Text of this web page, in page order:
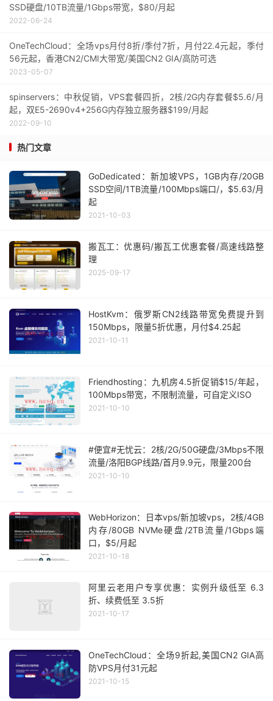
SSD硬盘/10TB流量/1Gbps带宽，$80/月起
2022-06-24
OneTechCloud：全场vps月付8折/季付7折，月付22.4元起，季付
56元起，香港CN2/CMI大带宽/美国CN2 GIA/高防可选
2023-05-07
spinservers：中秋促销，VPS套餐四折，2核/2G内存套餐$5.6/月
起，双E5-2690v4+256G内存独立服务器$199/月起
2022-09-10
热门文章
GoDedicated：新加坡VPS，1GB内存/20GB
SSD空间/1TB流量/100Mbps端口/，$5.63/月
起
2021-10-03
搬瓦工：优惠码/搬瓦工优惠套餐/高速线路整
理
2025-09-17
HostKvm：俄罗斯CN2线路带宽免费提升到
150Mbps，限量5折优惠，月付$4.25起
2021-10-11
Friendhosting：九机房4.5折促销$15/年起，
100Mbps带宽，不限制流量，可自定义ISO
2021-10-10
#便宜#无忧云：2核/2G/50G硬盘/3Mbps不限
流量/洛阳BGP线路/首月9.9元，限量200台
2021-10-10
WebHorizon：日本vps/新加坡vps，2核/4GB
内存/80GB NVMe硬盘/2TB流量/1Gbps端
口，$5/月起
2021-10-18
阿里云老用户专享优惠：实例升级低至 6.3
折、续费低至 3.5折
2021-10-17
OneTechCloud：全场9折起,美国CN2 GIA高
防VPS月付31元起
2021-10-15